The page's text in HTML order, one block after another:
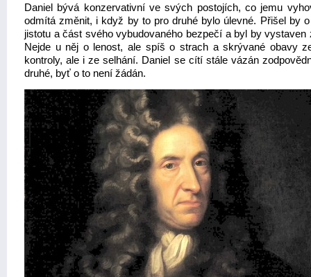
Daniel bývá konzervativní ve svých postojích, co jemu
odmítá změnit, i když by to pro druhé bylo úlevné. Přišel by
jistotu a část svého vybudovaného bezpečí a byl by vystaven
Nejde u něj o lenost, ale spíš o strach a skrývané obavy
kontroly, ale i ze selhání. Daniel se cítí stále vázán
druhé, byť o to není žádán.